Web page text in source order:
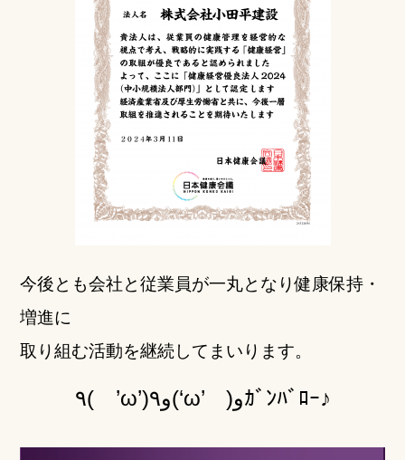
今後とも会社と従業員が一丸となり健康保持・
増進に
取り組む活動を継続してまいります。
٩( ’ω’)و٩(‘ω’ )وｶﾞﾝﾊﾞﾛｰ♪